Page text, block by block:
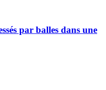
par balles dans une